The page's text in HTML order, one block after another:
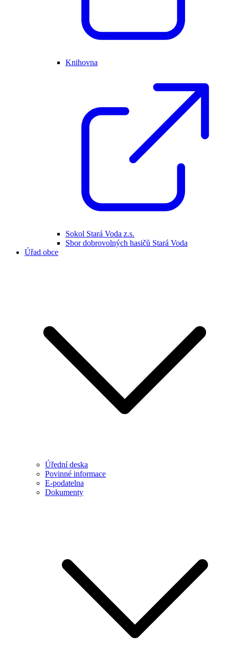
Knihovna
Sokol Stará Voda z.s.
Sbor dobrovolných hasičů Stará Voda
Úřad obce
Úřední deska
Povinné informace
E-podatelna
Dokumenty